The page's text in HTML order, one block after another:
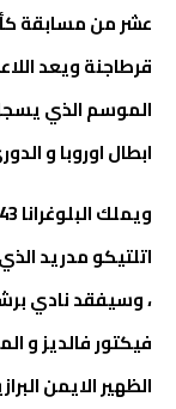
عشر من مسابقة
قرطاجنة ويعد
الموسم الذي
ابطال اوروبا و
اتلتيكو مدريد
، وسيفقد نادي
فيكتور فالديز و
الظهير الايمن